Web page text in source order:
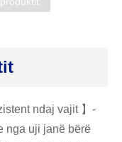
ndaj vajit 】-
nga uji janë bërë